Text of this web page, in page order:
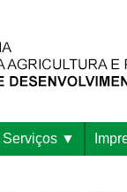
Serviços